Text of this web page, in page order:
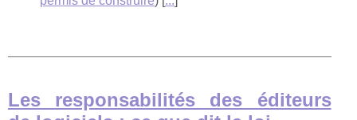
Les responsabilités des éditeurs